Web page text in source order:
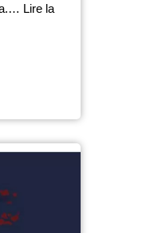
Lire la